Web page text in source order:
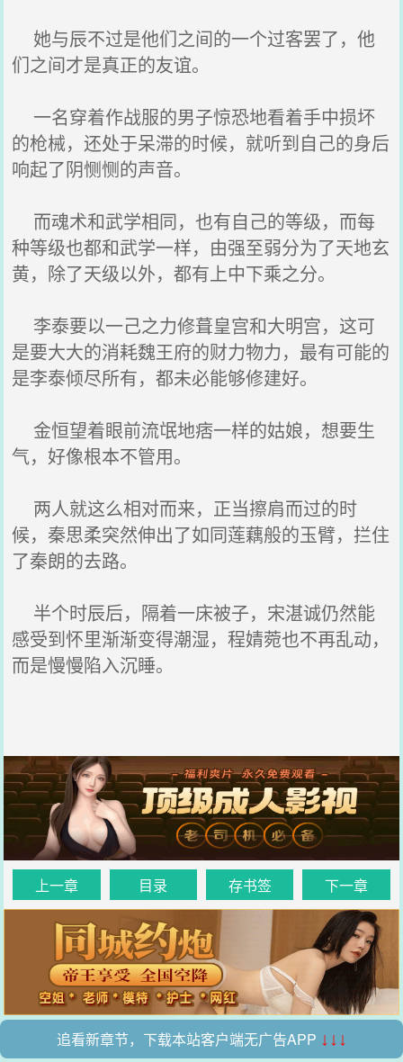
她与辰不过是他们之间的一个过客罢了，他
们之间才是真正的友谊。
一名穿着作战服的男子惊恐地看着手中损坏
的枪械，还处于呆滞的时候，就听到自己的身后
响起了阴恻恻的声音。
而魂术和武学相同，也有自己的等级，而每
种等级也都和武学一样，由强至弱分为了天地玄
黄，除了天级以外，都有上中下乘之分。
李泰要以一己之力修葺皇宫和大明宫，这可
是要大大的消耗魏王府的财力物力，最有可能的
是李泰倾尽所有，都未必能够修建好。
金恒望着眼前流氓地痞一样的姑娘，想要生
气，好像根本不管用。
两人就这么相对而来，正当擦肩而过的时
候，秦思柔突然伸出了如同莲藕般的玉臂，拦住
了秦朗的去路。
半个时辰后，隔着一床被子，宋湛诚仍然能
感受到怀里渐渐变得潮湿，程婧菀也不再乱动，
而是慢慢陷入沉睡。
上一章 目录 存书签 下一章
追看新章节，下载本站客户端无广告APP ↓↓↓